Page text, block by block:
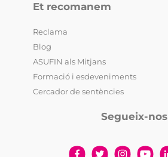
Et recomanem
Reclama
Blog
ASUFIN als Mitjans
Formació i esdeveniments
Cercador de sentències
Segueix-nos